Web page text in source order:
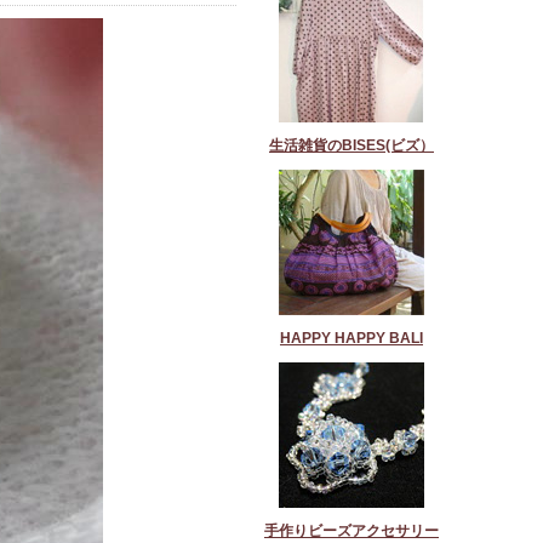
生活雑貨のBISES(ビズ）
HAPPY HAPPY BALI
手作りビーズアクセサリー